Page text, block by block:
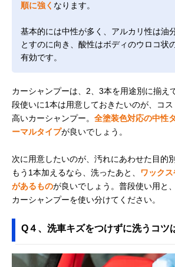
順に強く なります。
基本的には中性が多く、アルカリ性は油
とすのに向き、酸性はボディのウロコ状
有効です。
カーシャンプーは、2、3本を用途別に揃え
段使いに1本は用意しておきたいのが、コ
高いカーシャンプー。 全塗装色対応の中性
ーマルタイプが良いでしょう。
次に用意したいのが、汚れにあわせた目的
もう1本加えるなら、洗ったあと、 ワック
があるものが良いでしょう。普段使い用と
カーシャンプーを使い分けてください。
Q４、洗車キズをつけずに洗うコツ